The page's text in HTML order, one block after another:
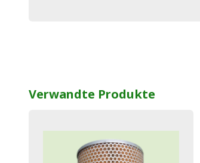
Verwandte Produkte